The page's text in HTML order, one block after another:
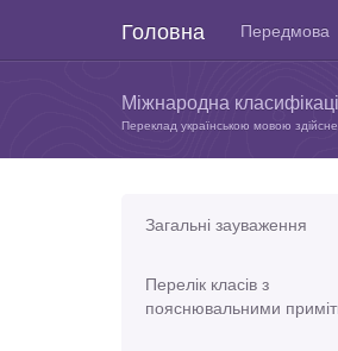
Головна Передмова
Міжнародна
Переклад українською мовою
Загальні зауваження
Перелік класів з
пояснювальними